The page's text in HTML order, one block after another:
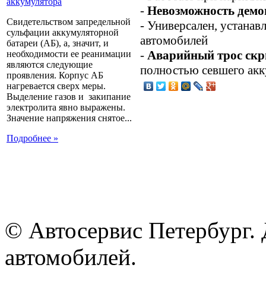
Свидетельством запредельной
сульфации аккумуляторной
батареи (АБ), а, значит, и
необходимости ее реанимации
являются следующие
проявления. Корпус АБ
нагревается сверх меры.
Выделение газов и закипание
электролита явно выражены.
Значение напряжения снятое...
Подробнее »
- Невозможность
- Универсален,
автомобилей
- Аварийный трос
полностью севшего
© Автосервис
автомобилей.